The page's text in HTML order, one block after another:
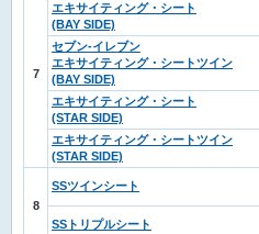
7
エキサイティング・シート
(BAY SIDE)
セブン-イレブン
エキサイティング・シートツイン
(BAY SIDE)
エキサイティング・シート
(STAR SIDE)
エキサイティング・シートツイン
(STAR SIDE)
8
SSツインシート
SSトリプルシート